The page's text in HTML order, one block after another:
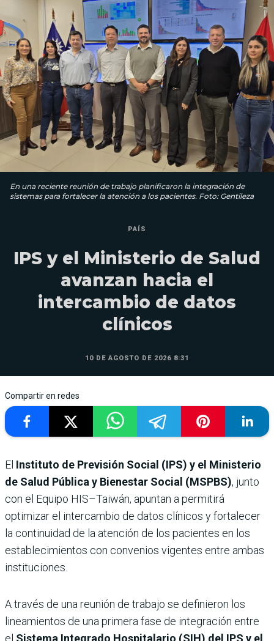
En una reciente reunión de trabajo planificaron la integración de
sistemas para fortalecer la atención a los pacientes. Foto: Gentileza
PAÍS
IPS y el Ministerio de Salud
avanzan hacia el
intercambio de datos
clínicos
10 DE AGOSTO DE 2026 8:31
Compartir en redes
El Instituto de Previsión Social (IPS) y el Ministerio
de Salud Pública y Bienestar Social (MSPBS), junto
con el Equipo HIS–Taiwán, apuntan a permitirá
optimizar el intercambio de datos clínicos y fortalecer
la continuidad de la atención de los pacientes en los
establecimientos con convenios vigentes entre ambas
instituciones.
A través de una reunión de trabajo se definieron los
lineamientos de una primera fase de integración entre
el Sistema Integrado Hospitalario (SIH) del IPS y el